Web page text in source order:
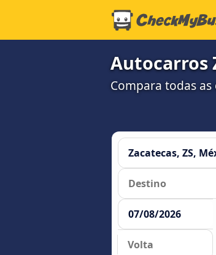
Autocarros
Compara todas